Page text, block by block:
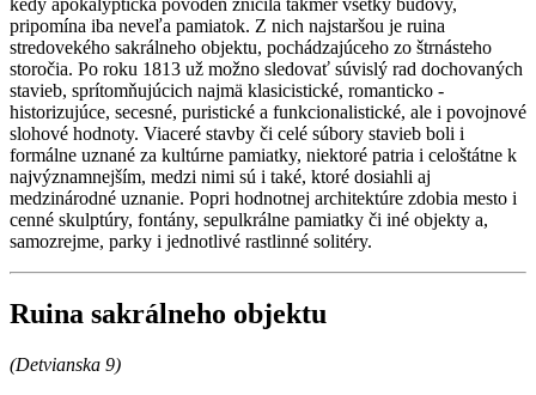
kedy apokalyptická povodeň zničila takmer všetky budovy,
pripomína iba neveľa pamiatok. Z nich najstaršou je ruina
stredovekého sakrálneho objektu, pochádzajúceho zo štrnásteho
storočia. Po roku 1813 už možno sledovať súvislý rad dochovaných
stavieb, sprítomňujúcich najmä klasicistické, romanticko -
historizujúce, secesné, puristické a funkcionalistické, ale i povojnové
slohové hodnoty. Viaceré stavby či celé súbory stavieb boli i
formálne uznané za kultúrne pamiatky, niektoré patria i celoštátne k
najvýznamnejším, medzi nimi sú i také, ktoré dosiahli aj
medzinárodné uznanie. Popri hodnotnej architektúre zdobia mesto i
cenné skulptúry, fontány, sepulkrálne pamiatky či iné objekty a,
samozrejme, parky i jednotlivé rastlinné solitéry.
Ruina sakrálneho objektu
(Detvianska 9)